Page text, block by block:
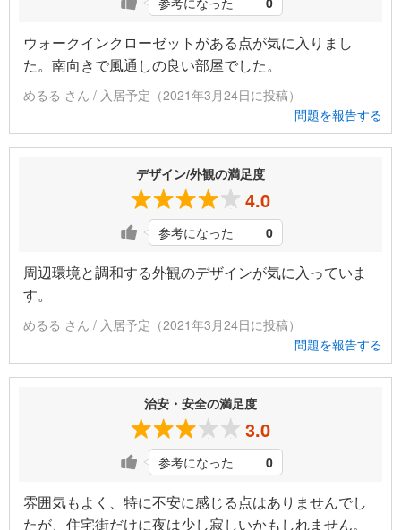
ウォークインクローゼットがある点が気に入りまし
た。南向きで風通しの良い部屋でした。
めるる さん / 入居予定（2021年3月24日に投稿）
問題を報告する
デザイン/外観の満足度
4.0
参考になった 0
周辺環境と調和する外観のデザインが気に入っていま
す。
めるる さん / 入居予定（2021年3月24日に投稿）
問題を報告する
治安・安全の満足度
3.0
参考になった 0
雰囲気もよく、特に不安に感じる点はありませんでし
たが、住宅街だけに夜は少し寂しいかもしれません。